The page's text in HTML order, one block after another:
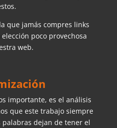
que jamás compres links
poco provechosa
web.
importante, es el análisis
que este trabajo siempre
dejan de tener el